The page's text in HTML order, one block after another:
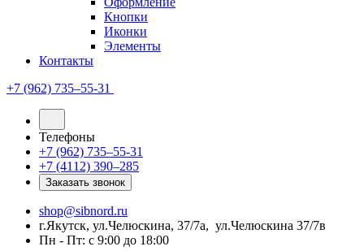
Кнопки
Иконки
Элементы
Контакты
+7 (962) 735‒55-31
Телефоны
+7 (962) 735‒55-31
+7 (4112) 390‒285
Заказать звонок
shop@sibnord.ru
​г.Якутск, ул.Челюскина, 37/7а, ул.Челюскина 37/7в
Пн - Пт: с 9:00 до 18:00